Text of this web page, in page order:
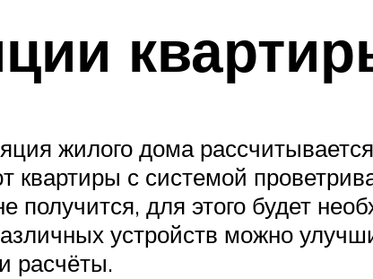
жилого дома
с системой
для этого будет
устройств можно
расчёты.